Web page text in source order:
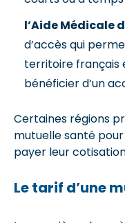
l’Aide Médicale
d’accès qui
territoire français
bénéficier d’un
Certaines régions
mutuelle santé
payer leur
Le tarif d’une